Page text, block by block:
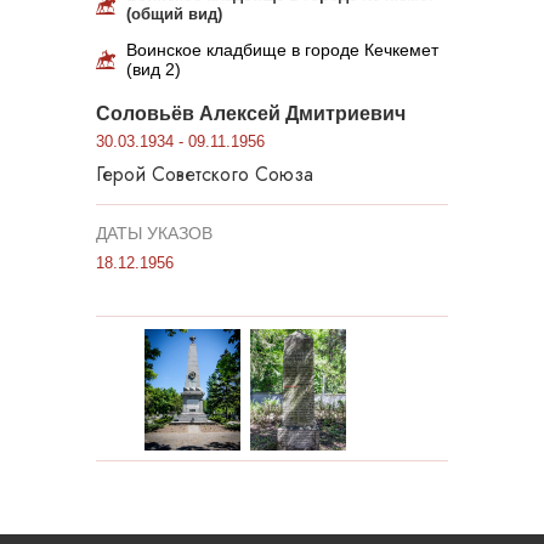
(общий вид)
Воинское кладбище в городе Кечкемет
(вид 2)
Соловьёв Алексей Дмитриевич
30.03.1934 - 09.11.1956
Герой Советского Союза
ДАТЫ УКАЗОВ
18.12.1956